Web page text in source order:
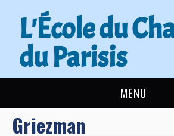
L'École du
du Parisis
MENU
L’ÉCOLE DU CHAT
Griezman